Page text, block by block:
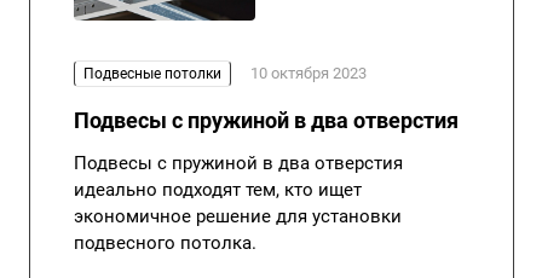
Подвесные потолки 10 октября 2023
Подвесы с пружиной в два отверстия
Подвесы с пружиной в два отверстия
идеально подходят тем, кто ищет
экономичное решение для установки
подвесного потолка.